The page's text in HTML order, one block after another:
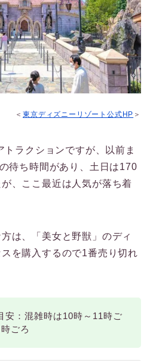
＜東京ディズニーリゾート公式HP ＞
ラクションですが、以前ま
待ち時間があり、土日は170
、ここ最近は人気が落ち着
は、「美女と野獣」のディ
を購入するので1番売り切れ
安：混雑時は10時～11時ご
ごろ